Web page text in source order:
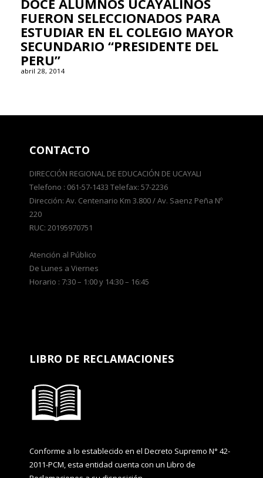
DOCE ALUMNOS UCAYALINOS
FUERON SELECCIONADOS PARA
ESTUDIAR EN EL COLEGIO MAYOR
SECUNDARIO “PRESIDENTE DEL
PERU”
abril 28, 2014
CONTACTO
DIRECCIÓN REGIONAL DE EDUCACIÓN DE UCAYALI
Telefono : 061-57-1433 Telefax: 57-2236
Dirección: Av. Centenario Km 3.800 / Av. Saenz Peña Nº
220
RUC: 20195970751
Atención al Público
De Lunes a Viernes
Horario : 7:30 – 1:00 y 14:30 – 16:45
LIBRO DE RECLAMACIONES
Conforme a lo establecido en el Decreto Supremo N° 42-
2011-PCM, esta entidad cuenta con un Libro de